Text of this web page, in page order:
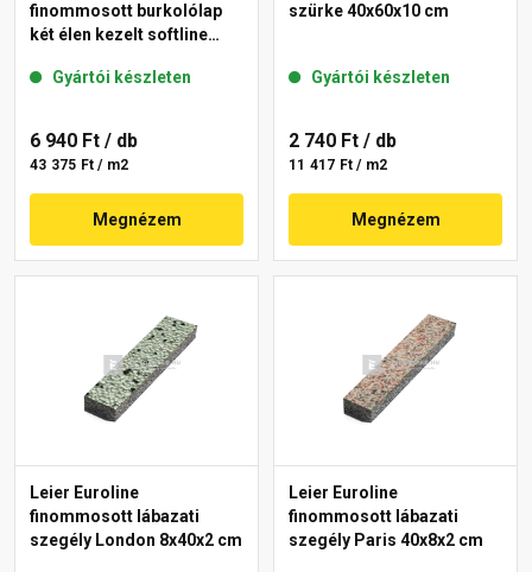
finommosott burkolólap
két élen kezelt softline
Gyártói készleten
6 940 Ft / db
43 375 Ft / m2
Megnézem
szürke 40x60x10 cm
Gyártói készleten
2 740 Ft / db
11 417 Ft / m2
Megnézem
Leier Euroline
finommosott lábazati
szegély London 8x40x2 cm
Leier Euroline
finommosott lábazati
szegély Paris 40x8x2 cm